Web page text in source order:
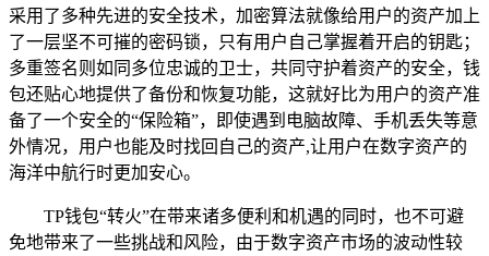
采用了多种先进的安全技术，加密算法就像给用户的资产加上
了一层坚不可摧的密码锁，只有用户自己掌握着开启的钥匙；
多重签名则如同多位忠诚的卫士，共同守护着资产的安全，钱
包还贴心地提供了备份和恢复功能，这就好比为用户的资产准
备了一个安全的“保险箱”，即使遇到电脑故障、手机丢失等意
外情况，用户也能及时找回自己的资产,让用户在数字资产的
海洋中航行时更加安心。
TP钱包“转火”在带来诸多便利和机遇的同时，也不可避
免地带来了一些挑战和风险，由于数字资产市场的波动性较